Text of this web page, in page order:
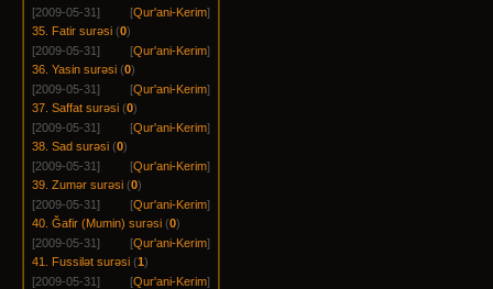
[2009-05-31]
[Qur'ani-Kerim]
35. Fatir surəsi (0)
[2009-05-31]
[Qur'ani-Kerim]
36. Yasin surəsi (0)
[2009-05-31]
[Qur'ani-Kerim]
37. Saffat surəsi (0)
[2009-05-31]
[Qur'ani-Kerim]
38. Sad surəsi (0)
[2009-05-31]
[Qur'ani-Kerim]
39. Zumər surəsi (0)
[2009-05-31]
[Qur'ani-Kerim]
40. Ğafir (Mumin) surəsi (0)
[2009-05-31]
[Qur'ani-Kerim]
41. Fussilət surəsi (1)
[2009-05-31]
[Qur'ani-Kerim]